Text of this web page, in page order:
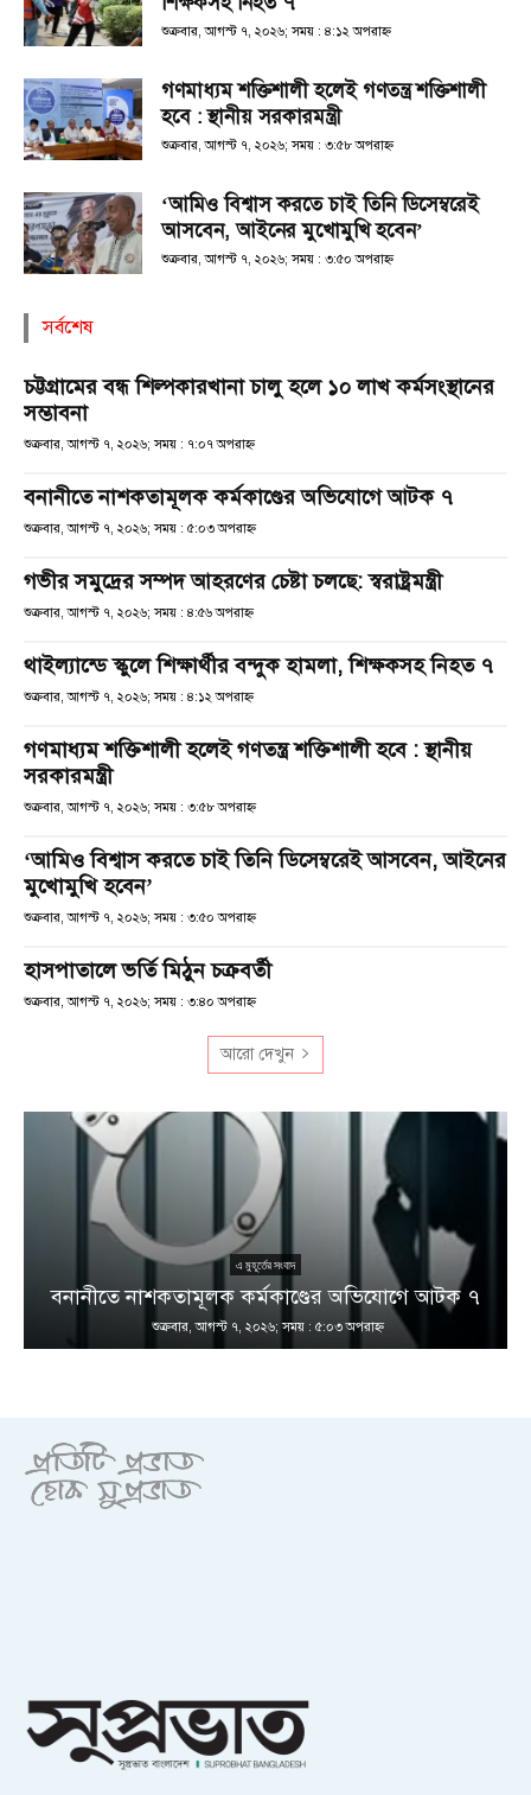
শুক্রবার, আগস্ট ৭, ২০২৬; সময় : ৪:১২ অপরাহ্ণ
গণমাধ্যম শক্তিশালী হলেই গণতন্ত্র শক্তিশালী
হবে : স্থানীয় সরকারমন্ত্রী
শুক্রবার, আগস্ট ৭, ২০২৬; সময় : ৩:৫৮ অপরাহ্ণ
‘আমিও বিশ্বাস করতে চাই তিনি ডিসেম্বরেই
আসবেন, আইনের মুখোমুখি হবেন’
শুক্রবার, আগস্ট ৭, ২০২৬; সময় : ৩:৫০ অপরাহ্ণ
সর্বশেষ
চট্টগ্রামের বন্ধ শিল্পকারখানা চালু হলে ১০ লাখ কর্মসংস্থানের
সম্ভাবনা
শুক্রবার, আগস্ট ৭, ২০২৬; সময় : ৭:০৭ অপরাহ্ণ
বনানীতে নাশকতামূলক কর্মকাণ্ডের অভিযোগে আটক ৭
শুক্রবার, আগস্ট ৭, ২০২৬; সময় : ৫:০৩ অপরাহ্ণ
গভীর সমুদ্রের সম্পদ আহরণের চেষ্টা চলছে: স্বরাষ্ট্রমন্ত্রী
শুক্রবার, আগস্ট ৭, ২০২৬; সময় : ৪:৫৬ অপরাহ্ণ
থাইল্যান্ডে স্কুলে শিক্ষার্থীর বন্দুক হামলা, শিক্ষকসহ নিহত ৭
শুক্রবার, আগস্ট ৭, ২০২৬; সময় : ৪:১২ অপরাহ্ণ
গণমাধ্যম শক্তিশালী হলেই গণতন্ত্র শক্তিশালী হবে : স্থানীয়
সরকারমন্ত্রী
শুক্রবার, আগস্ট ৭, ২০২৬; সময় : ৩:৫৮ অপরাহ্ণ
‘আমিও বিশ্বাস করতে চাই তিনি ডিসেম্বরেই আসবেন, আইনের
মুখোমুখি হবেন’
শুক্রবার, আগস্ট ৭, ২০২৬; সময় : ৩:৫০ অপরাহ্ণ
হাসপাতালে ভর্তি মিঠুন চক্রবর্তী
শুক্রবার, আগস্ট ৭, ২০২৬; সময় : ৩:৪০ অপরাহ্ণ
আরো দেখুন
এ মুহূর্তের সংবাদ
বনানীতে নাশকতামূলক কর্মকাণ্ডের অভিযোগে আটক ৭
শুক্রবার, আগস্ট ৭, ২০২৬; সময় : ৫:০৩ অপরাহ্ণ